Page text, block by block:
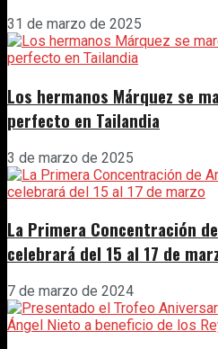
31 de marzo de 2025
Los hermanos Márquez se
perfecto en Tailandia
3 de marzo de 2025
La Primera Concentración
celebrará del 15 al 17 de
7 de marzo de 2024